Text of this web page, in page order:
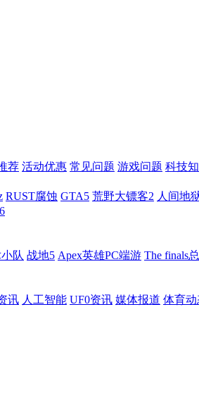
荐 活动优惠 常见问题 游戏问题 科技
RUST腐蚀 GTA5 荒野大镖客2 人间地
队 战地5 Apex英雄PC端游 The finals
讯 人工智能 UF0资讯 媒体报道 体育动